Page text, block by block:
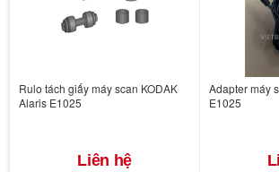
Rulo tách giấy máy scan KODAK
Alaris E1025
Liên hệ
Adapter máy
E1025